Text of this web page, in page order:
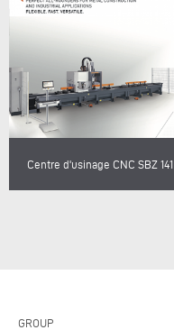
Centre d'usinage CNC SBZ 141
GROUP